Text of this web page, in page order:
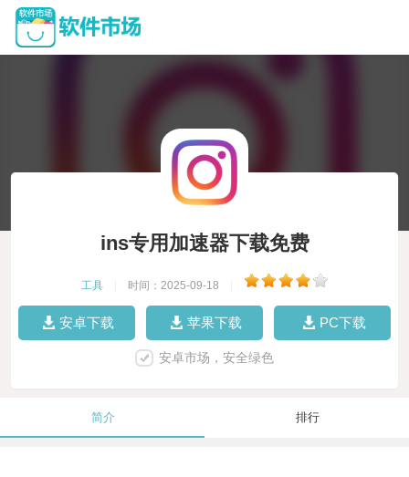
ins专用加速器下载免费
工具 时间：2025-09-18
安卓下载 苹果下载 PC下载
安卓市场，安全绿色
简介 排行